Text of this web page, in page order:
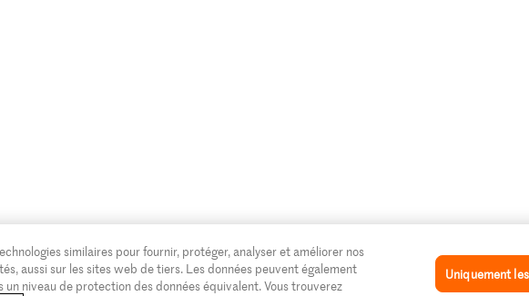
similaires pour fournir, protéger, analyser et améliorer nos
aussi sur les sites web de tiers. Les données peuvent également
niveau de protection des données équivalent. Vous trouverez
Uniquement